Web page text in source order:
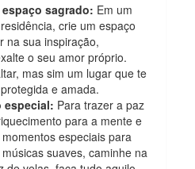
sagrado: Em um
crie um espaço
na sua inspiração,
o seu amor próprio.
mas sim um lugar que te
e amada.
especial: Para trazer a paz
para a mente e
especiais para
suaves, caminhe na